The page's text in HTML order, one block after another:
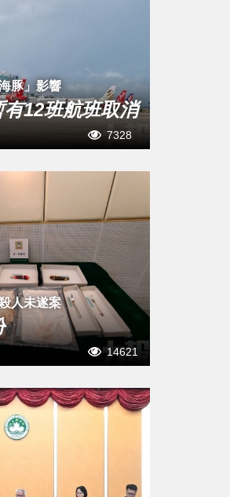
豚」影響
12班航班取消
7328
人未遂案
14621